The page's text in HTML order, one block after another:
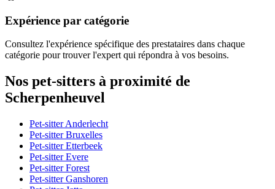
Expérience par catégorie
Consultez l'expérience spécifique des prestataires dans chaque
catégorie pour trouver l'expert qui répondra à vos besoins.
Nos pet-sitters à proximité de
Scherpenheuvel
Pet-sitter Anderlecht
Pet-sitter Bruxelles
Pet-sitter Etterbeek
Pet-sitter Evere
Pet-sitter Forest
Pet-sitter Ganshoren